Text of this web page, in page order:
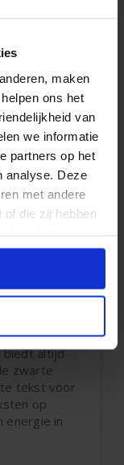
maken
ons het
van
we informatie
partners op het
analyse. Deze
met andere
of die zij hebben
pagina
op het
Zo
een regenbui
het
doek wordt
wanneer
teksten op
vanaf
of
biedt altijd
zwarte
tekst voor
op
energie in